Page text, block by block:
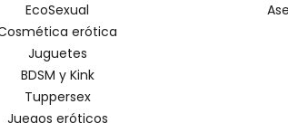
EcoSexual
erótica
Juguetes
BDSM y Kink
Tuppersex
Juegos eróticos